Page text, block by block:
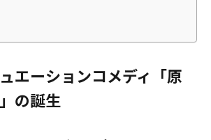
エーションコメディ「原
の誕生